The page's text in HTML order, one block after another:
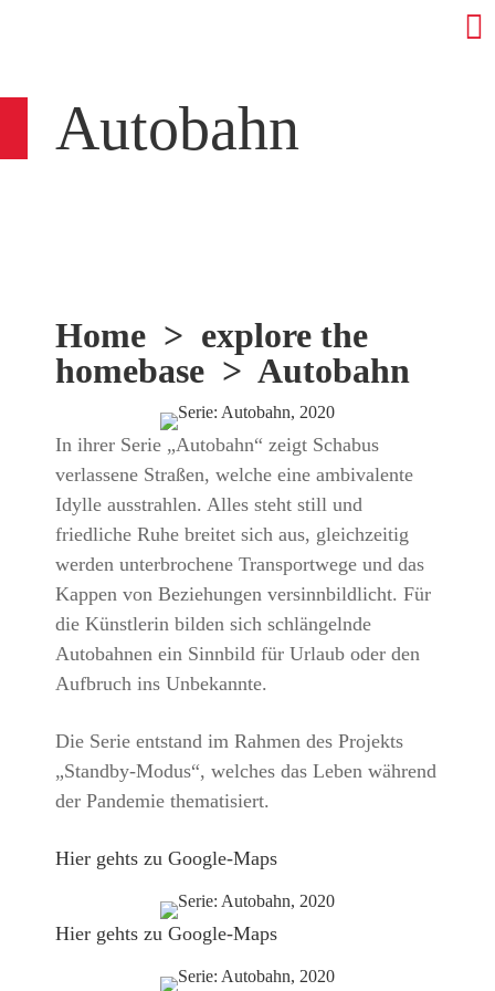
Autobahn
Home > explore the
homebase > Autobahn
In ihrer Serie „Autobahn“ zeigt Schabus
verlassene Straßen, welche eine ambivalente
Idylle ausstrahlen. Alles steht still und
friedliche Ruhe breitet sich aus, gleichzeitig
werden unterbrochene Transportwege und das
Kappen von Beziehungen versinnbildlicht. Für
die Künstlerin bilden sich schlängelnde
Autobahnen ein Sinnbild für Urlaub oder den
Aufbruch ins Unbekannte.
Die Serie entstand im Rahmen des Projekts
„Standby-Modus“, welches das Leben während
der Pandemie thematisiert.
Hier gehts zu Google-Maps
Hier gehts zu Google-Maps